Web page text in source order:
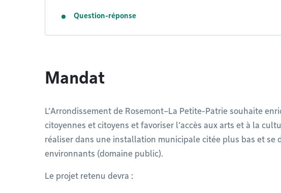
Question-réponse
Mandat
L’Arrondissement de Rosemont–La Petite-Patrie souhaite
citoyennes et citoyens et favoriser l’accès aux arts et à la
réaliser dans une installation municipale citée plus bas et se
environnants (domaine public).
Le projet retenu devra :